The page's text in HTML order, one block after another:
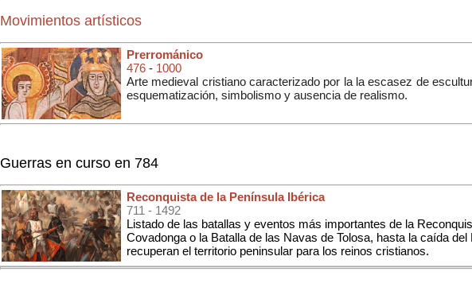
Movimientos artísticos
Prerrománico
476 - 1000
Arte medieval cristiano caracterizado por la la escasez de
esquematización, simbolismo y ausencia de realismo.
Guerras en curso en 784
Reconquista de la Península Ibérica
711 - 1492
Listado de las batallas y eventos más importantes de la
Covadonga o la Batalla de las Navas de Tolosa, hasta la caída
recuperan el territorio peninsular para los reinos cristianos.